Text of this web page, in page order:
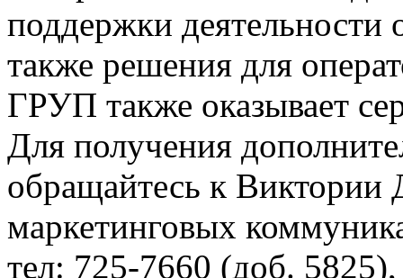
поддержки деятельности
также решения для
ГРУП также оказывает
Для получения
обращайтесь к Виктории
маркетинговых
тел: 725-7660 (доб.